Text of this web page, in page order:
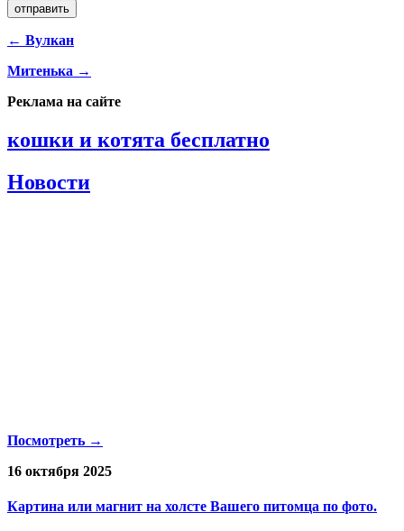
← Вулкан
Митенька →
Реклама на сайте
кошки и котята бесплатно
Новости
Посмотреть →
16 октября 2025
Картина или магнит на холсте Вашего питомца по фото.